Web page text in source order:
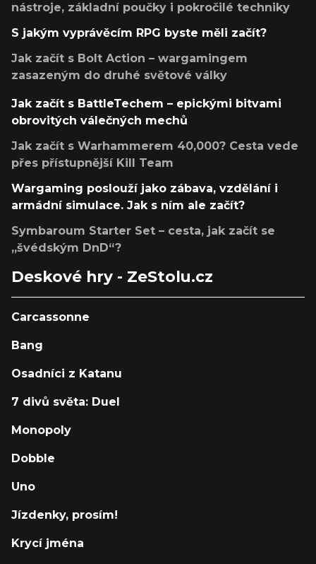
nástroje, základní poučky i pokročilé techniky
S jakým vyprávěcím RPG byste měli začít?
Jak začít s Bolt Action – wargamingem
zasazeným do druhé světové války
Jak začít s BattleTechem – epickými bitvami
obrovitých válečných mechů
Jak začít s Warhammerem 40,000? Cesta vede
přes přístupnější Kill Team
Wargaming poslouží jako zábava, vzdělání i
armádní simulace. Jak s ním ale začít?
Symbaroum Starter Set – cesta, jak začít se
„švédským DnD“?
Deskové hry - ZeStolu.cz
Carcassonne
Bang
Osadníci z Katanu
7 divů světa: Duel
Monopoly
Dobble
Uno
Jízdenky, prosím!
Krycí jména